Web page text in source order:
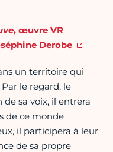
, œuvre VR
Derobe
un territoire qui
le regard, le
sa voix, il entrera
de ce monde
il participera à leur
de sa propre